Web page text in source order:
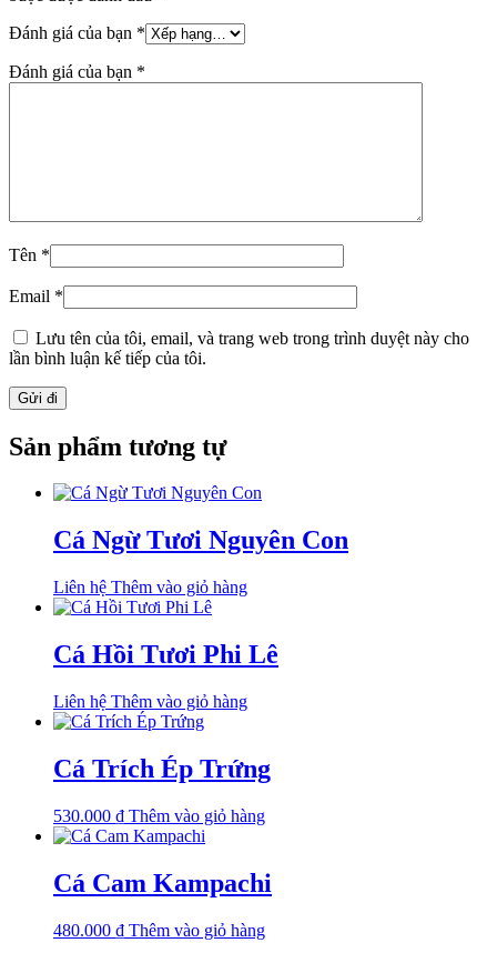
Đánh giá của bạn *
Đánh giá của bạn *
Tên *
Email *
Lưu tên của tôi, email, và trang web trong trình duyệt này cho
lần bình luận kế tiếp của tôi.
Sản phẩm tương tự
Cá Ngừ Tươi Nguyên Con
Liên hệ Thêm vào giỏ hàng
Cá Hồi Tươi Phi Lê
Liên hệ Thêm vào giỏ hàng
Cá Trích Ép Trứng
530.000 ₫ Thêm vào giỏ hàng
Cá Cam Kampachi
480.000 ₫ Thêm vào giỏ hàng